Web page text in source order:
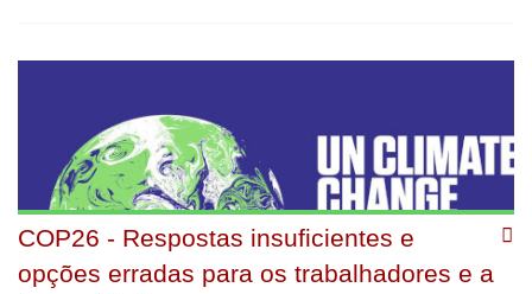
COP26 - Respostas insuficientes e
opções erradas para os trabalhadores e a